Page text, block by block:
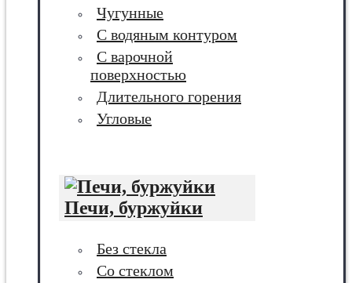
Чугунные
С водяным контуром
С варочной
поверхностью
Длительного горения
Угловые
Печи, буржуйки
Без стекла
Со стеклом